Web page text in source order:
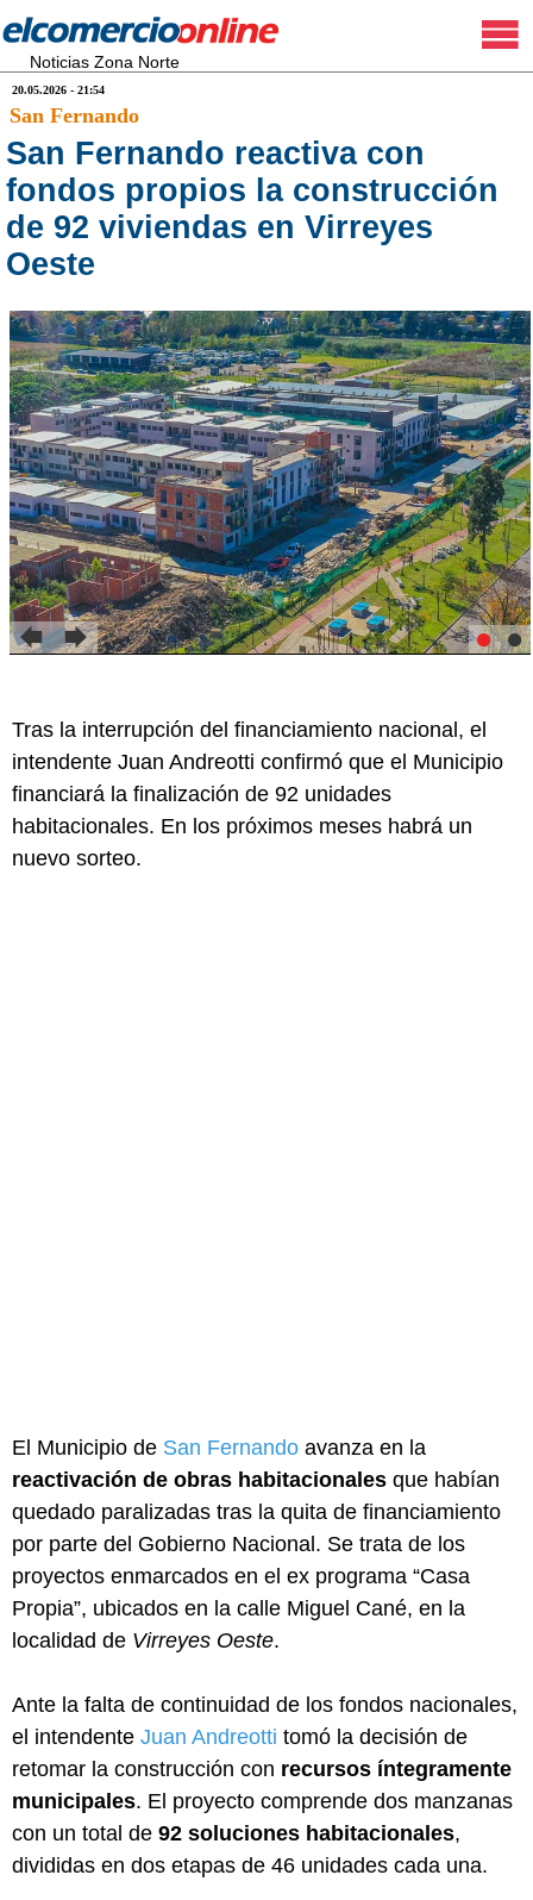
Noticias Zona Norte
20.05.2026 - 21:54
San Fernando
San Fernando reactiva con
fondos propios la construcción
de 92 viviendas en Virreyes
Oeste
Tras la interrupción del financiamiento nacional, el
intendente Juan Andreotti confirmó que el Municipio
financiará la finalización de 92 unidades
habitacionales. En los próximos meses habrá un
nuevo sorteo.
El Municipio de San Fernando avanza en la
reactivación de obras habitacionales que habían
quedado paralizadas tras la quita de financiamiento
por parte del Gobierno Nacional. Se trata de los
proyectos enmarcados en el ex programa “Casa
Propia”, ubicados en la calle Miguel Cané, en la
localidad de Virreyes Oeste.
Ante la falta de continuidad de los fondos nacionales,
el intendente Juan Andreotti tomó la decisión de
retomar la construcción con recursos íntegramente
municipales. El proyecto comprende dos manzanas
con un total de 92 soluciones habitacionales,
divididas en dos etapas de 46 unidades cada una.